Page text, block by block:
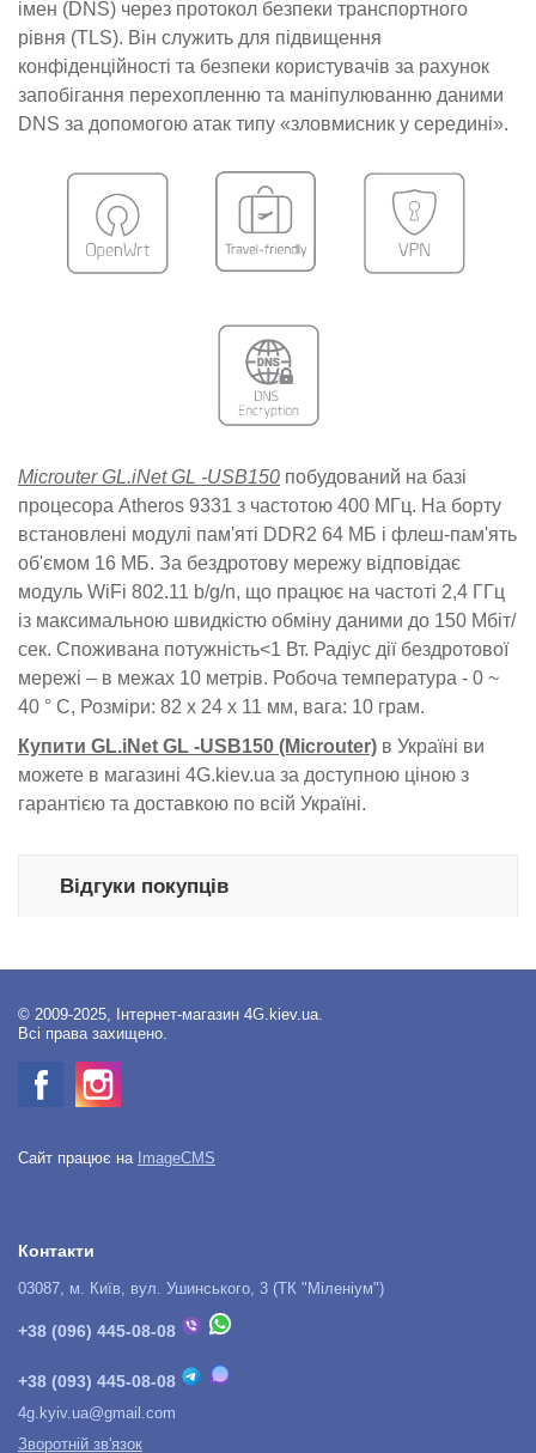
імен (DNS) через протокол безпеки транспортного
рівня (TLS). Він служить для підвищення
конфіденційності та безпеки користувачів за рахунок
запобігання перехопленню та маніпулюванню даними
DNS за допомогою атак типу «зловмисник у середині».
Microuter GL.iNet GL -USB150 побудований на базі
процесора Atheros 9331 з частотою 400 МГц. На борту
встановлені модулі пам'яті DDR2 64 МБ і флеш-пам'ять
об'ємом 16 МБ. За бездротову мережу відповідає
модуль WiFi 802.11 b/g/n, що працює на частоті 2,4 ГГц
із максимальною швидкістю обміну даними до 150 Мбіт/
сек. Споживана потужність<1 Вт. Радіус дії бездротової
мережі – в межах 10 метрів. Робоча температура - 0 ~
40 ° C, Розміри: 82 х 24 х 11 мм, вага: 10 грам.
Купити GL.iNet GL -USB150 (Microuter) в Україні ви
можете в магазині 4G.kiev.ua за доступною ціною з
гарантією та доставкою по всій Україні.
Відгуки покупців
© 2009-2025, Інтернет-магазин 4G.kiev.ua.
Всі права захищено.
Сайт працює на ImageCMS
Контакти
03087, м. Київ, вул. Ушинського, 3 (ТК "Міленіум")
+38 (096) 445-08-08
+38 (093) 445-08-08
4g.kyiv.ua@gmail.com
Зворотній зв'язок